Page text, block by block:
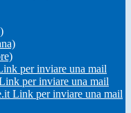
per inviare una mail
per inviare una mail
Link per inviare una mail